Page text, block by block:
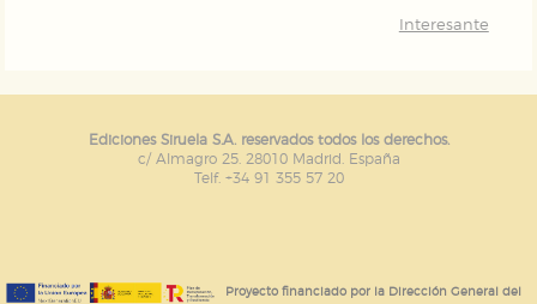
Interesante
Ediciones Siruela S.A. reservados todos los derechos.
c/ Almagro 25. 28010 Madrid. España
Telf. +34 91 355 57 20
Proyecto financiado por la Dirección General del